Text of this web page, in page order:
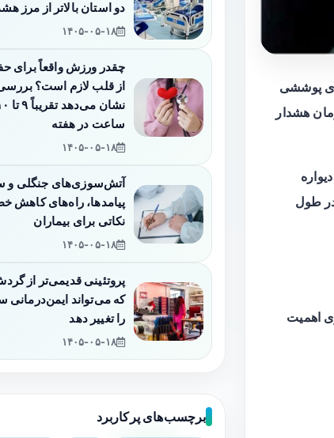
پوششی
هشدار
طول
اهمیت
دو استان بالاتر از مرز
۱۴۰۵-۰۵-۱۸
چقدر ورزش واقعاً برای
از قلب لازم است؟
نشان می‌دهد
ساعت در هفته
۱۴۰۵-۰۵-۱۸
آتش‌سوزی‌های جنگلی و
پیامدها، راه‌های کاهش
نکاتی برای بیماران
۱۴۰۵-۰۵-۱۸
پروتئینی قدیمی‌تر از
که می‌تواند
را تغییر دهد
۱۴۰۵-۰۵-۱۸
برچسب‌های پرکاربرد